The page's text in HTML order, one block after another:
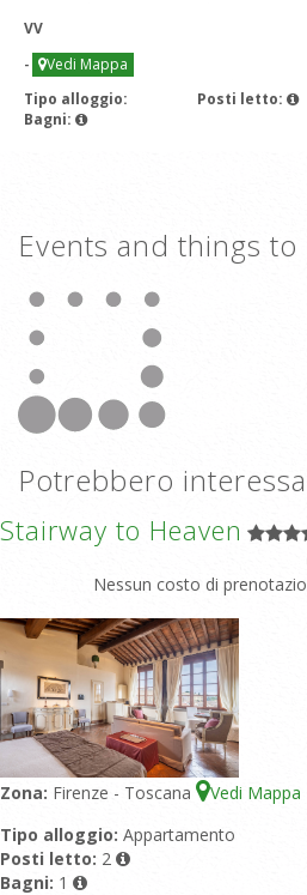
VV
-
Vedi Mappa
Tipo alloggio:
Posti letto:
Bagni:
Events and things to
Potrebbero
Stairway to Heaven
Nessun costo di
Zona: Firenze - Toscana Vedi Mappa
Tipo alloggio: Appartamento
Posti letto: 2
Bagni: 1